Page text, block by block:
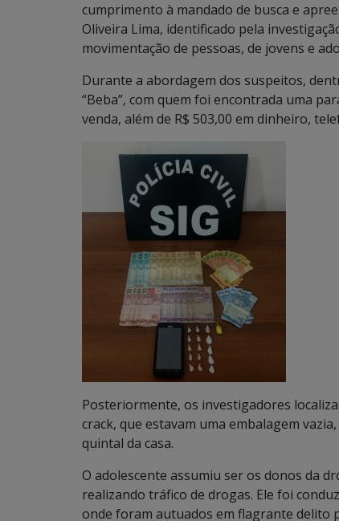
cumprimento à mandado de busca e
Oliveira Lima, identificado pela
movimentação de pessoas, de jovens e
Durante a abordagem dos suspeitos,
“Beba”, com quem foi encontrada uma
venda, além de R$ 503,00 em dinheiro,
Posteriormente, os investigadores
crack, que estavam uma embalagem
quintal da casa.
O adolescente assumiu ser os donos da
realizando tráfico de drogas. Ele foi
onde foram autuados em flagrante delito